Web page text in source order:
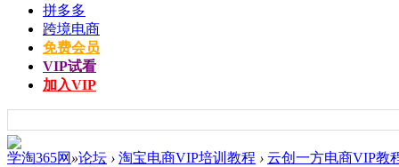
拼多多
跨境电商
免费会员
VIP试看
加入VIP
学淘365网 »论坛 › 淘宝电商VIP培训教程 › 云创一方电商VIP教